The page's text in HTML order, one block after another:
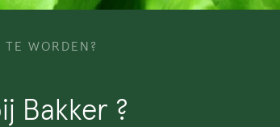
WORDEN?
Bakker ?